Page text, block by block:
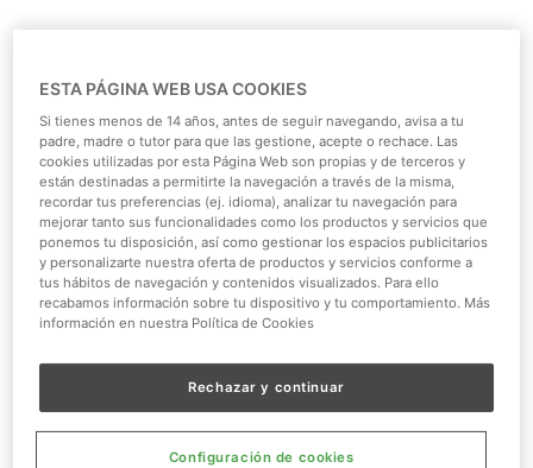
Comparte el post
curioso: 'Los adoradores del sol'.
Según nos cuenta Javier Gimeno, biólogo deFaunia,
estos animales es muy habitual verles boca arriba para
que los rayos del sol calienten su cuerpo.
No te pierdas este vídeo en el que verás a los primates
en tan curiosa postura.
Si quiere ver fotos dellémur de cola anillada
dejar tus comentarios enFacebook. ¡Los leemos todos!
ESTA PÁGINA WEB USA COOKIES
Si tienes menos de 14 años, antes de seguir navegando, avisa a tu
padre, madre o tutor para que las gestione, acepte o rechace. Las
cookies utilizadas por esta Página Web son propias y de terceros y
están destinadas a permitirte la navegación a través de la misma,
recordar tus preferencias (ej. idioma), analizar tu navegación para
mejorar tanto sus funcionalidades como los productos y servicios que
ponemos tu disposición, así como gestionar los espacios publicitarios
y personalizarte nuestra oferta de productos y servicios conforme a
tus hábitos de navegación y contenidos visualizados. Para ello
recabamos información sobre tu dispositivo y tu comportamiento. Más
información en nuestra Política de Cookies
Rechazar y continuar
Configuración de cookies